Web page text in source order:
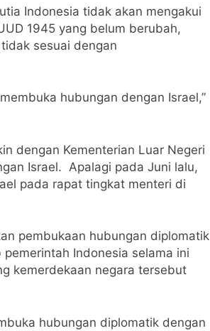
Indonesia tidak akan mengakui
1945 yang belum berubah,
sesuai dengan
hubungan dengan Israel,”
dengan Kementerian Luar Negeri
Israel. Apalagi pada Juni lalu,
pada rapat tingkat menteri di
pembukaan hubungan diplomatik
Indonesia selama ini
kemerdekaan negara tersebut
hubungan diplomatik dengan